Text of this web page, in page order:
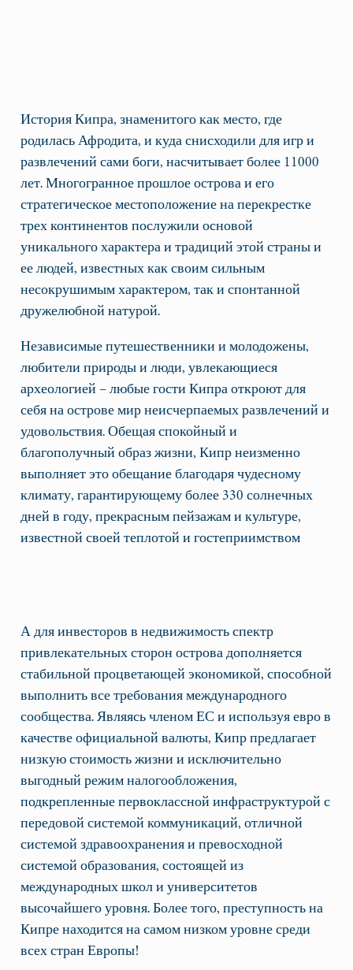
История Кипра, знаменитого как место, где
родилась Афродита, и куда снисходили для игр и
развлечений сами боги, насчитывает более 11000
лет. Многогранное прошлое острова и его
стратегическое местоположение на перекрестке
трех континентов послужили основой
уникального характера и традиций этой страны и
ее людей, известных как своим сильным
несокрушимым характером, так и спонтанной
дружелюбной натурой.
Независимые путешественники и молодожены,
любители природы и люди, увлекающиеся
археологией – любые гости Кипра откроют для
себя на острове мир неисчерпаемых развлечений и
удовольствия. Обещая спокойный и
благополучный образ жизни, Кипр неизменно
выполняет это обещание благодаря чудесному
климату, гарантирующему более 330 солнечных
дней в году, прекрасным пейзажам и культуре,
известной своей теплотой и гостеприимством
А для инвесторов в недвижимость спектр
привлекательных сторон острова дополняется
стабильной процветающей экономикой, способной
выполнить все требования международного
сообщества. Являясь членом ЕС и используя евро в
качестве официальной валюты, Кипр предлагает
низкую стоимость жизни и исключительно
выгодный режим налогообложения,
подкрепленные первоклассной инфраструктурой с
передовой системой коммуникаций, отличной
системой здравоохранения и превосходной
системой образования, состоящей из
международных школ и университетов
высочайшего уровня. Более того, преступность на
Кипре находится на самом низком уровне среди
всех стран Европы!